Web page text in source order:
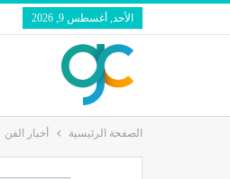
الأحد, أغسطس 9, 2026
الصفحة الرئيسية أخبار الفن